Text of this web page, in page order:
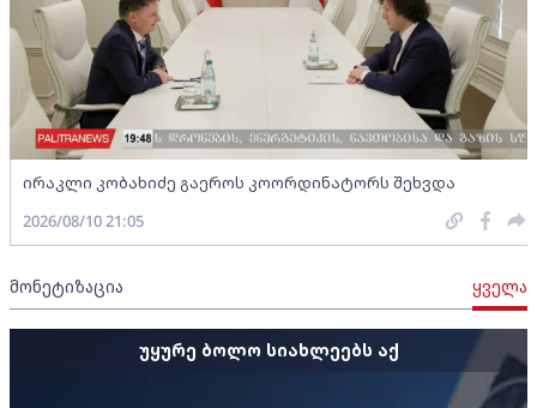
ირაკლი კობახიძე გაეროს კოორდინატორს შეხვდა
2026/08/10 21:05
მონეტიზაცია ყველა
უყურე ბოლო სიახლეებს აქ